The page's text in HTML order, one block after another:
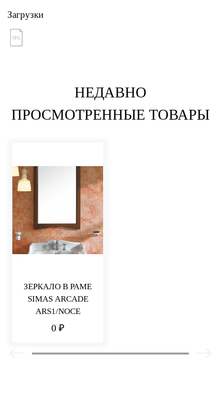
Загрузки
JPG
НЕДАВНО
ПРОСМОТРЕННЫЕ ТОВАРЫ
ЗЕРКАЛО В РАМЕ
SIMAS ARCADE
ARS1/NOCE
0 ₽